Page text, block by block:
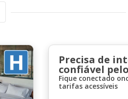
Precisa de
confiável
Fique conectado
tarifas acessíveis